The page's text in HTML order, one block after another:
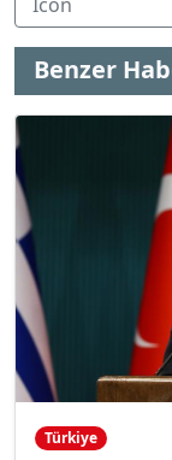
Benzer
Türkiye